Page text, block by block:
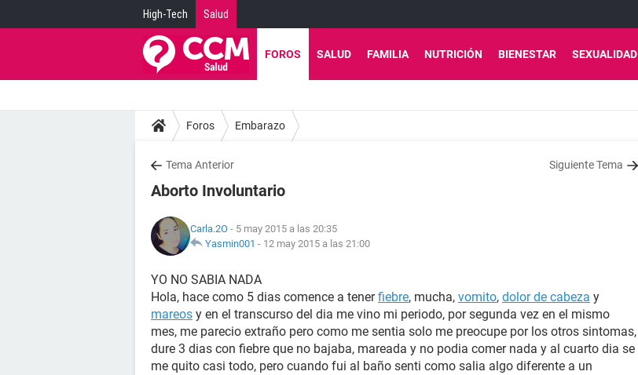
High-Tech Salud
FOROS SALUD FAMILIA NUTRICIÓN BIENESTAR SEXUALIDAD
Foros Embarazo
Tema Anterior Siguiente Tema
Aborto Involuntario
Carla.2O - 5 may 2015 a las 20:35
Yasmin001 - 12 may 2015 a las 21:00
YO NO SABIA NADA
Hola, hace como 5 dias comence a tenerfiebre, mucha, vomito, dolor de cabeza y
mareos y en el transcurso del dia me vino mi periodo, por segunda vez en el mismo
mes, me parecio extraño pero como me sentia solo me preocupe por los otros sintomas,
dure 3 dias con fiebre que no bajaba, mareada y no podia comer nada y al cuarto dia se
me quito casi todo, pero cuando fui al baño senti como salia algo diferente a un